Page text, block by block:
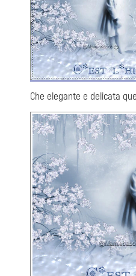
Che elegante e delicata